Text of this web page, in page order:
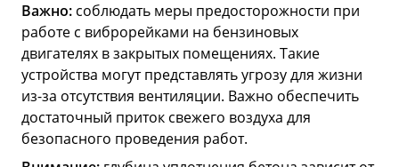
Важно: соблюдать меры предосторожности при
работе с виброрейками на бензиновых
двигателях в закрытых помещениях. Такие
устройства могут представлять угрозу для жизни
из-за отсутствия вентиляции. Важно обеспечить
достаточный приток свежего воздуха для
безопасного проведения работ.